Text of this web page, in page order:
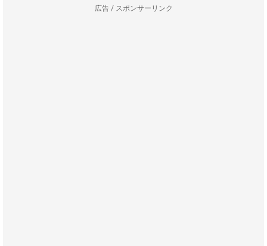
広告 / スポンサーリンク